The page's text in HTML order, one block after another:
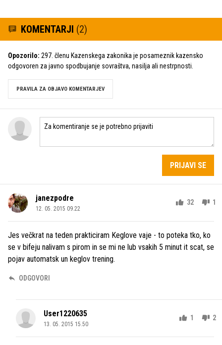
KOMENTARJI (2)
Opozorilo: 297. členu Kazenskega zakonika je posameznik kazensko
odgovoren za javno spodbujanje sovraštva, nasilja ali nestrpnosti.
PRAVILA ZA OBJAVO KOMENTARJEV
PRIJAVI SE
janezpodre
12. 05. 2015 09.22
32 1
Jes večkrat na teden prakticiram Keglove vaje - to poteka tko, ko
se v bifeju nalivam s pirom in se mi ne lub vsakih 5 minut it scat, se
pojav automatsk un keglov trening.
ODGOVORI
User1220635
13. 05. 2015 15.50
1 2